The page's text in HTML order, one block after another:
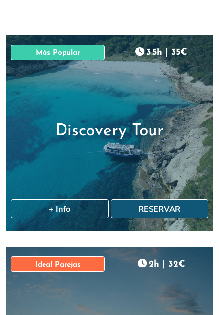
Más Popular 3.5h |35€
Discovery Tour
+ Info RESERVAR
Ideal Parejas 2h 32€